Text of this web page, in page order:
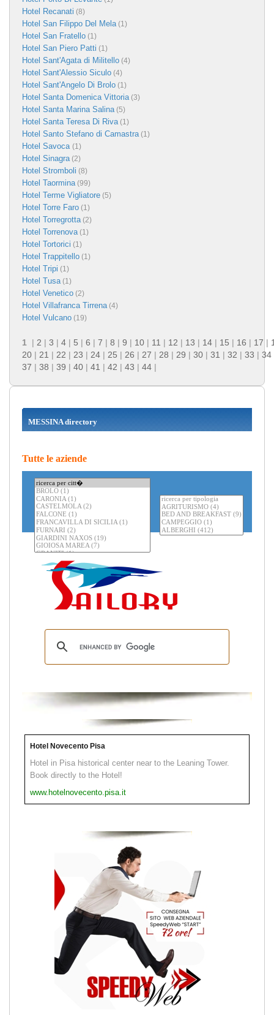
Hotel Recanati (8)
Hotel San Filippo Del Mela(1)
Hotel San Fratello (1)
Hotel San Piero Patti (1)
Hotel Sant'Agata di Militello (4)
Hotel Sant'Alessio Siculo (4)
Hotel Sant'Angelo Di Brolo (1)
Hotel Santa Domenica Vittoria(3)
Hotel Santa Marina Salina(5)
Hotel Santa Teresa Di Riva(1)
Hotel Santo Stefano di Camastra(1)
Hotel Savoca (1)
Hotel Sinagra(2)
Hotel Stromboli (8)
Hotel Taormina(99)
Hotel Terme Vigliatore (5)
Hotel Torre Faro (1)
Hotel Torregrotta(2)
Hotel Torrenova(1)
Hotel Tortorici (1)
Hotel Trappitello (1)
Hotel Tripi (1)
Hotel Tusa(1)
Hotel Venetico (2)
Hotel Villafranca Tirrena(4)
Hotel Vulcano (19)
1 | 2 | 3 | 4 | 5 | 6 | 7 | 8 | 9 | 10 | 11 | 12 | 13 | 14 | 15 | 16 | 17 |
20 | 21 | 22 | 23 | 24 | 25 | 26 | 27 | 28 | 29 | 30 | 31 | 32 | 33 | 34
37 | 38 | 39 | 40 | 41 | 42 | 43 | 44 |
MESSINA directory
Tutte le aziende
Hotel Novecento Pisa
Hotel in Pisa historical center near to the Leaning Tower.
Book directly to the Hotel!
www.hotelnovecento.pisa.it